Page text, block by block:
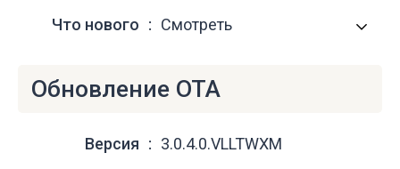
Что нового
Смотреть
Обновление OTA
Версия
3.0.4.0.VLLTWXM